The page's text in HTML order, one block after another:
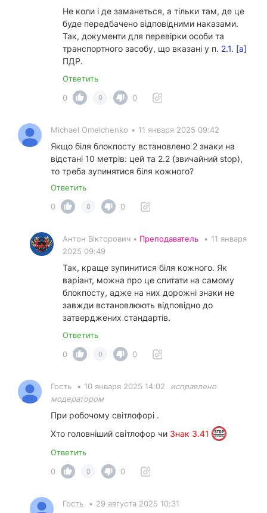
Не коли і де заманеться, а тільки там, де це
буде передбачено відповідними наказами.
Так, документи для перевірки особи та
транспортного засобу, що вказані у п. 2.1. [а]
ПДР.
Ответить
0
0 0
Michael Omelchenko • 11 января 2025 09:42
Якщо біля блокпосту встановлено 2 знаки на
відстані 10 метрів: цей та 2.2 (звичайний stop),
то треба зупинятися біля кожного?
Ответить
0
0 0
Антон Вікторович • Преподаватель • 11 января
2025 09:49
Так, краще зупинитися біля кожного. Як
варіант, можна про це спитати на самому
блокпосту, адже на них дорожні знаки не
завжди встановлюють відповідно до
затверджених стандартів.
Ответить
0
0 0
Гость • 10 января 2025 14:02
исправлено
модератором
При робочому світлофорі .
Хто головніший світлофор чи Знак 3.41
Ответить
0
0 0
Гость • 29 августа 2025 10:31